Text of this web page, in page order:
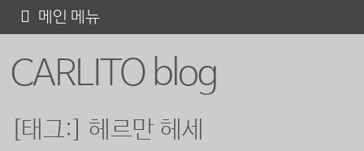
CARLITO blog
메인 메뉴
텐
[태그:] 헤르만 헤세